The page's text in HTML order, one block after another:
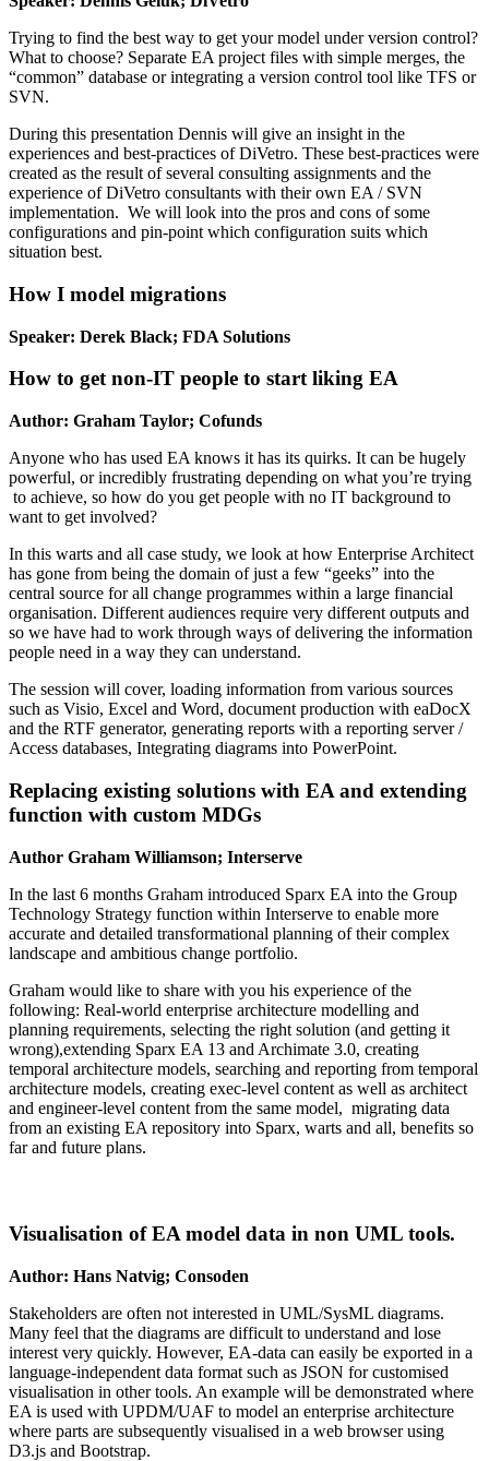
Trying to find the best way to get your model under version control?
What to choose? Separate EA project files with simple merges, the
“common” database or integrating a version control tool like TFS or
SVN.
During this presentation Dennis will give an insight in the
experiences and best-practices of DiVetro. These best-practices were
created as the result of several consulting assignments and the
experience of DiVetro consultants with their own EA / SVN
implementation. We will look into the pros and cons of some
configurations and pin-point which configuration suits which
situation best.
How I model migrations
Speaker: Derek Black; FDA Solutions
How to get non-IT people to start liking EA
Author: Graham Taylor; Cofunds
Anyone who has used EA knows it has its quirks. It can be hugely
powerful, or incredibly frustrating depending on what you’re trying
to achieve, so how do you get people with no IT background to
want to get involved?
In this warts and all case study, we look at how Enterprise Architect
has gone from being the domain of just a few “geeks” into the
central source for all change programmes within a large financial
organisation. Different audiences require very different outputs and
so we have had to work through ways of delivering the information
people need in a way they can understand.
The session will cover, loading information from various sources
such as Visio, Excel and Word, document production with eaDocX
and the RTF generator, generating reports with a reporting server /
Access databases, Integrating diagrams into PowerPoint.
Replacing existing solutions with EA and extending
function with custom MDGs
Author Graham Williamson; Interserve
In the last 6 months Graham introduced Sparx EA into the Group
Technology Strategy function within Interserve to enable more
accurate and detailed transformational planning of their complex
landscape and ambitious change portfolio.
Graham would like to share with you his experience of the
following: Real-world enterprise architecture modelling and
planning requirements, selecting the right solution (and getting it
wrong),extending Sparx EA 13 and Archimate 3.0, creating
temporal architecture models, searching and reporting from temporal
architecture models, creating exec-level content as well as architect
and engineer-level content from the same model, migrating data
from an existing EA repository into Sparx, warts and all, benefits so
far and future plans.
Visualisation of EA model data in non UML tools.
Author: Hans Natvig; Consoden
Stakeholders are often not interested in UML/SysML diagrams.
Many feel that the diagrams are difficult to understand and lose
interest very quickly. However, EA-data can easily be exported in a
language-independent data format such as JSON for customised
visualisation in other tools. An example will be demonstrated where
EA is used with UPDM/UAF to model an enterprise architecture
where parts are subsequently visualised in a web browser using
D3.js and Bootstrap.